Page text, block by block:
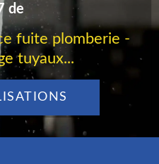
de
fuite plomberie -
tuyaux...